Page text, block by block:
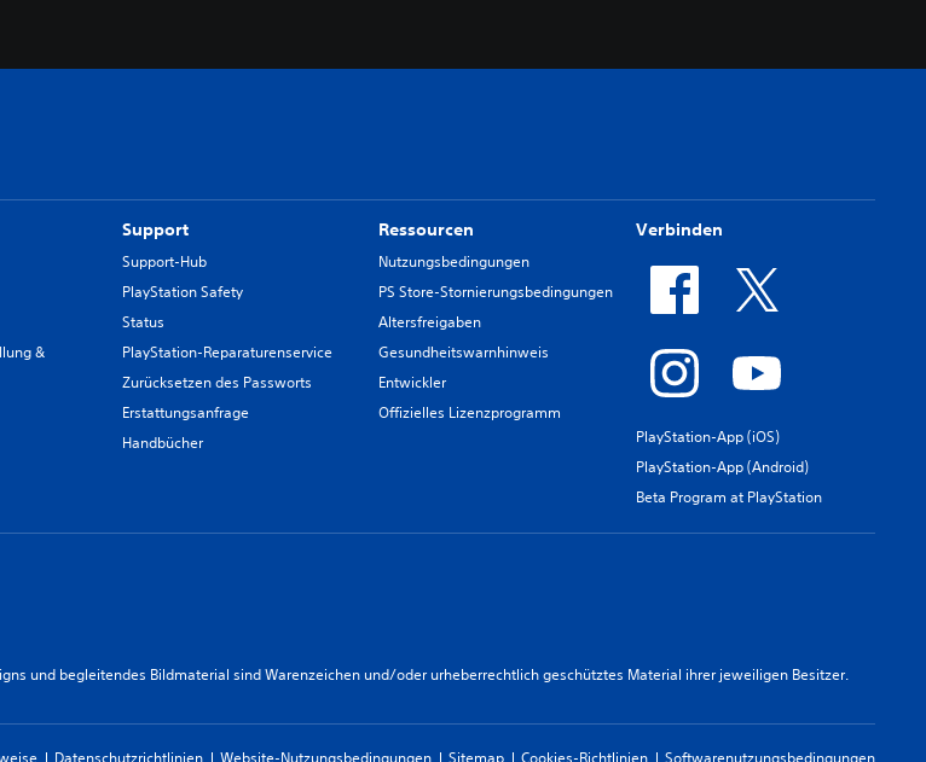
&
Support
Support-Hub
PlayStation Safety
Status
PlayStation-Reparaturenservice
Zurücksetzen des Passworts
Erstattungsanfrage
Handbücher
Ressourcen
Nutzungsbedingungen
PS Store-Stornierungsbedingungen
Altersfreigaben
Gesundheitswarnhinweis
Entwickler
Offizielles Lizenzprogramm
Verbinden
PlayStation-App (iOS)
PlayStation-App (Android)
Beta Program at PlayStation
und begleitendes Bildmaterial sind Warenzeichen und/oder urheberrechtlich geschütztes Material ihrer jeweiligen Besitzer.
Datenschutzrichtlinien Website-Nutzungsbedingungen Sitemap Cookies-Richtlinien Softwarenutzungsbedingungen